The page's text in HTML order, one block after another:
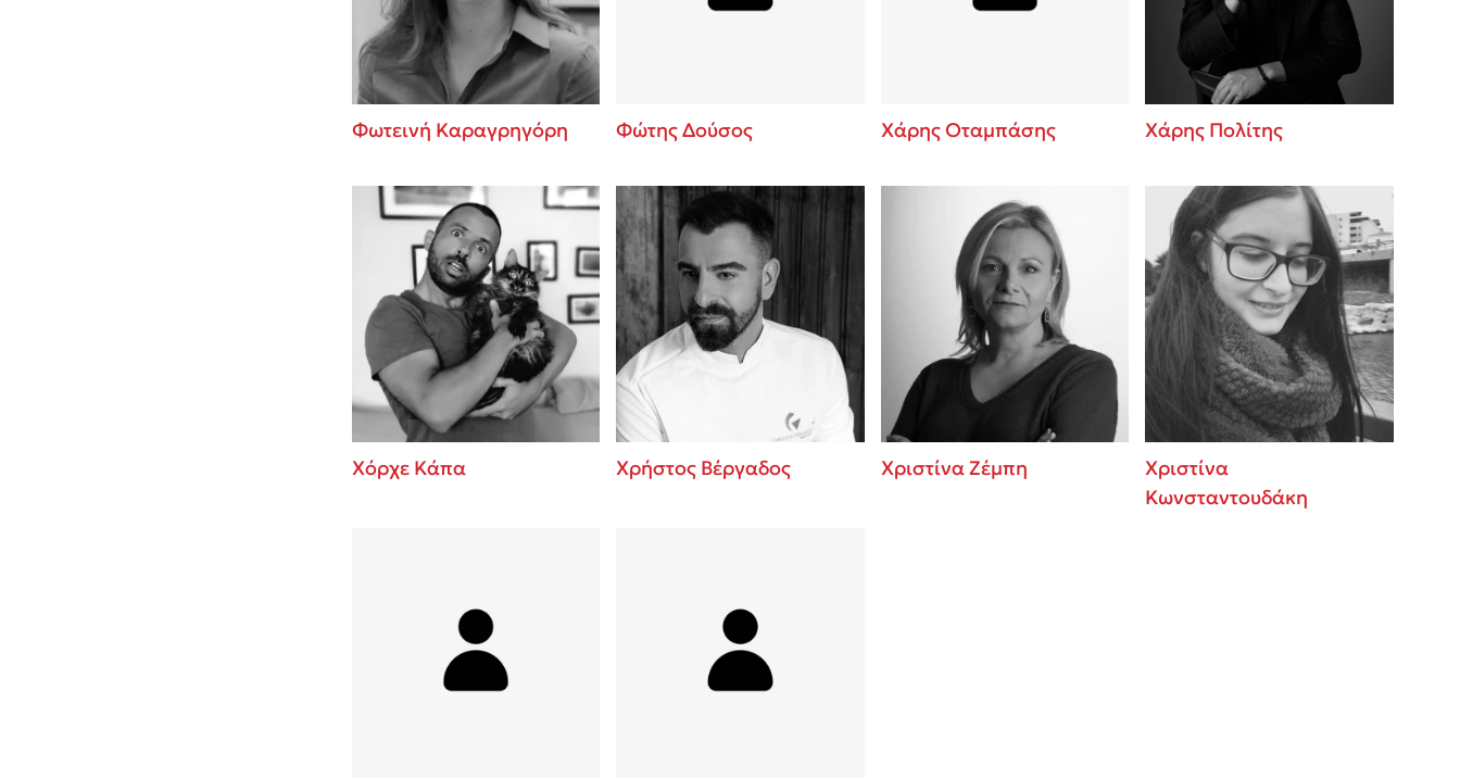
Φωτεινή Καραγρηγόρη Φώτης Δούσος Χάρης Οταμπάσης Χάρης Πολίτης
Χόρχε Κάπα Χρήστος Βέργαδος Χριστίνα Ζέμπη
Χριστίνα
Κωνσταντουδάκη